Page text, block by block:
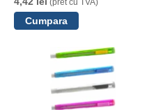
(pret cu TVA)